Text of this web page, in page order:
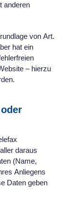
anderen
von Art.
hat ein
– hierzu
daraus
(Name,
Anliegens
Daten geben